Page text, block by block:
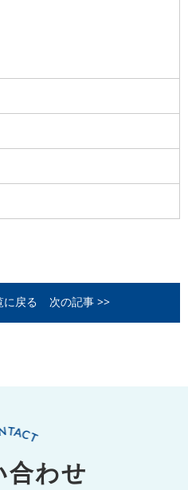
に戻る 次の記事 >>
合わせ